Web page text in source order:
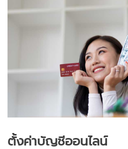
ตั้งค่าบัญชีออนไลน์